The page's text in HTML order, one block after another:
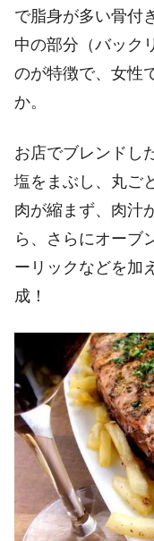
で脂身が多い骨付
中の部分（バック
のが特徴で、女性
か。
お店でブレンドし
塩をまぶし、丸ご
肉が縮まず、肉汁
ら、さらにオーブ
ーリックなどを加
成！